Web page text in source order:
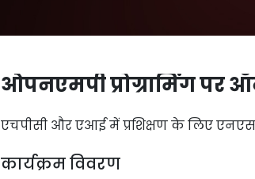
ओपनएमपी प्रोग्रामिंग पर
एचपीसी और एआई में प्रशिक्षण के लिए
कार्यक्रम विवरण